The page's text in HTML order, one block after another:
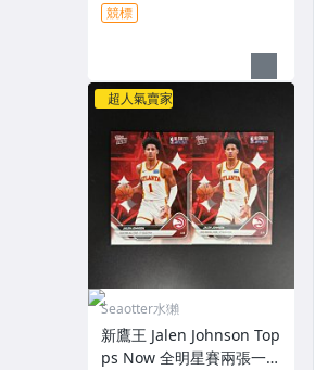
競標
超人氣賣家
Seaotter水獺
新鷹王 Jalen Johnson Top
ps Now 全明星賽兩張一起